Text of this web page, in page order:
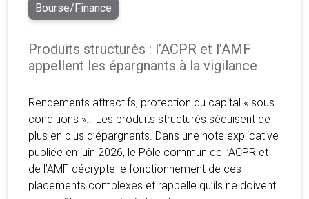
Bourse/Finance
Produits structurés : l’ACPR et l’AMF
appellent les épargnants à la vigilance
Rendements attractifs, protection du capital « sous
conditions »… Les produits structurés séduisent de
plus en plus d’épargnants. Dans une note explicative
publiée en juin 2026, le Pôle commun de l’ACPR et
de l’AMF décrypte le fonctionnement de ces
placements complexes et rappelle qu’ils ne doivent